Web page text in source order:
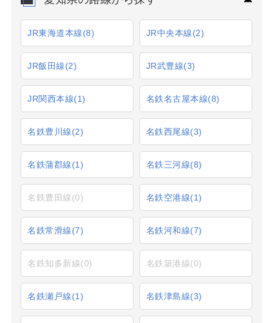
JR東海道本線(8) JR中央本線(2)
JR飯田線(2) JR武豊線(3)
JR関西本線(1) 名鉄名古屋本線(8)
名鉄豊川線(2) 名鉄西尾線(3)
名鉄蒲郡線(1) 名鉄三河線(8)
名鉄豊田線(0) 名鉄空港線(1)
名鉄常滑線(7) 名鉄河和線(7)
名鉄知多新線(0) 名鉄築港線(0)
名鉄瀬戸線(1) 名鉄津島線(3)